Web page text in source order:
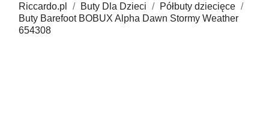
Riccardo.pl Buty Dla Dzieci
Półbuty dziecięce
Buty Barefoot BOBUX Alpha Dawn Stormy Weather
654308